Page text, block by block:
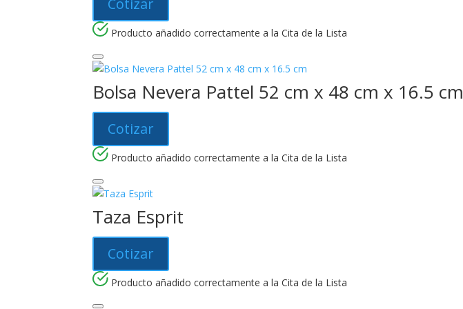
Producto añadido correctamente a la Cita de la Lista
Bolsa Nevera Pattel 52 cm x 48 cm x 16.5 cm
Cotizar
Producto añadido correctamente a la Cita de la Lista
Taza Esprit
Cotizar
Producto añadido correctamente a la Cita de la Lista